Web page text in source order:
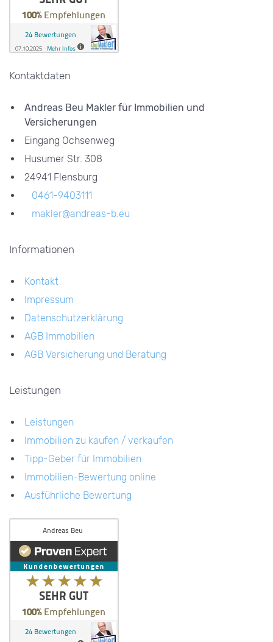
Kontaktdaten
Andreas Beu Makler für Immobilien und
Versicherungen
Eingang Ochsenweg
Husumer Str. 308
24941 Flensburg
0461-9403111
makler@andreas-b.eu
Informationen
Kontakt
Impressum
Datenschutzerklärung
AGB Immobilien
AGB Versicherung und Beratung
Leistungen
Leistungen
Immobilien zu kaufen / verkaufen
Tipp-Geber für Immobilien
Immobilien-Bewertung online
Ausführliche Bewertung